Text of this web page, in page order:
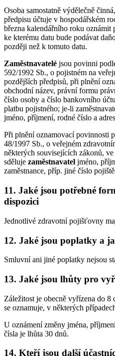
Osoba samostatně výdělečně
předpisu účtuje v hospodářském
března kalendářního roku
ke kterému datu bude podávat
později než k tomuto datu.
Zaměstnavatelé jsou povinni
592/1992 Sb., o pojistném na
pozdějších předpisů, při plnění
obchodní název, právní formu
číslo osoby a číslo bankovního
platbu pojistného; je-li
jméno, příjmení, rodné číslo a
Při plnění oznamovací povinnosti
48/1997 Sb., o veřejném
některých souvisejících zákonů,
sděluje zaměstnavatel jméno,
zaměstnance, příp. jiné číslo
11. Jaké jsou potřebné
dispozici
Jednotlivé zdravotní pojišťovny
12. Jaké jsou poplatky a
Smluvní ani jiné poplatky nejsou
13. Jaké jsou lhůty pro
Záležitost je obecně vyřízena do
se oznamuje, v některých
U oznámení změny jména,
čísla je lhůta 30 dnů.
14. Kteří jsou další